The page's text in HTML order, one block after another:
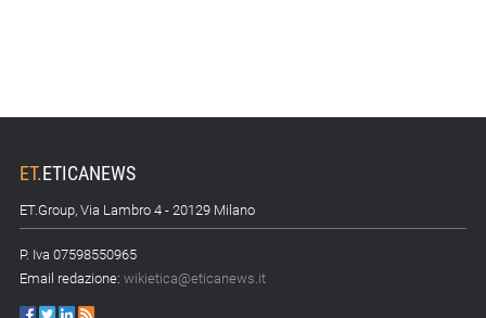
ET.ETICANEWS
ET.Group, Via Lambro 4 - 20129 Milano
P. Iva 07598550965
Email redazione: wikietica@eticanews.it